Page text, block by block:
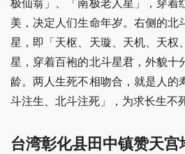
极仙翁」、「南极老人星」，穿着
美，决定人们生命年岁。右侧的北
星，即「天枢、天璇、天机、天权
星，穿着百袍的北斗星君，外貌十
龄。两人生死不相吻合，就是人的
斗注生、北斗注死」，为求长生不
台湾彰化县田中镇赞天宫